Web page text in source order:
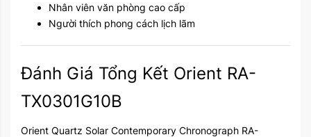
Nhân viên văn phòng cao cấp
Người thích phong cách lịch lãm
Đánh Giá Tổng Kết Orient RA-
TX0301G10B
Orient Quartz Solar Contemporary Chronograph RA-